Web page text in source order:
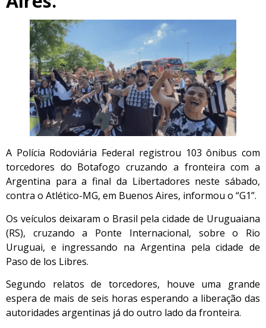
A Polícia Rodoviária Federal registrou 103 ônibus com
torcedores do Botafogo cruzando a fronteira com a
Argentina para a final da Libertadores neste sábado,
contra o Atlético-MG, em Buenos Aires, informou o “G1”.
Os veículos deixaram o Brasil pela cidade de Uruguaiana
(RS), cruzando a Ponte Internacional, sobre o Rio
Uruguai, e ingressando na Argentina pela cidade de
Paso de los Libres.
Segundo relatos de torcedores, houve uma grande
espera de mais de seis horas esperando a liberação das
autoridades argentinas já do outro lado da fronteira.